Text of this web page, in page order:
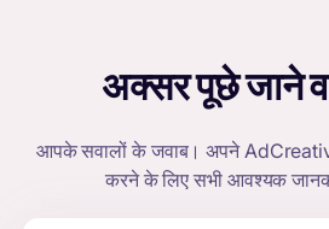
अक्सर पूछे जाने
आपके सवालों के जवाब। अपने
करने के लिए सभी आवश्यक